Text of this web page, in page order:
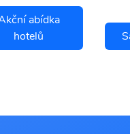
abídka
hotelů